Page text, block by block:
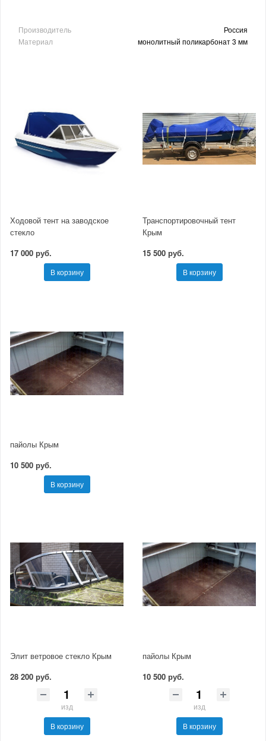
Производитель
Россия
Материал
монолитный поликарбонат 3 мм
Ходовой тент на заводское
стекло
17 000 руб.
В корзину
Транспортировочный тент
Крым
15 500 руб.
В корзину
пайолы Крым
10 500 руб.
В корзину
Элит ветровое стекло Крым
28 200 руб.
изд
В корзину
пайолы Крым
10 500 руб.
изд
В корзину